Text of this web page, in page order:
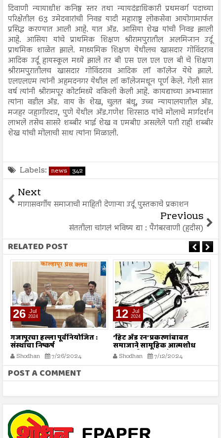
दिवाणी न्यायाधीश कनिष्ठ स्तर तथा न्यायदंडाधिकारी प्रथमवर्ग पदाच्या
परिक्षेतील 63 उमेदवारांची निवड यादी महाराष्ट्र लोकसेवा आयोगामार्फत
प्रसिद्ध करण्यात आली आहे. यात अ‍ॅड. आसिया शेख यांची निवड झाली
आहे. आसिया यांचे प्राथमिक शिक्षण श्रीरामपुरातील अलमिजान उर्दू
प्राथमिक शाळेत झाले. माध्यमिक शिक्षण येथीलच खासदार गोविंदराव
आदिक उर्दू हायस्कूल मध्ये झाले तर बी एस एल एल एल बी चे शिक्षण
श्रीरामपुरातीलच खासदार गोविंदराव आदिक लॉ कॉलेज येथे झाले.
एलएलएम त्यांनी अहमदनगर येथील लॉ कॉलेजमधून पूर्ण केले. गेली सात
वर्ष त्यांनी श्रीरामपूर कोर्टामध्ये वकिली केली आहे. कायद्याच्या अभ्यासात
त्यांना वडील अ‍ॅड. वाय के शेख, चुलत बंधू, उच्च न्यायालयातील अ‍ॅड.
मजहर जहागीरदार, पुणे येथील अ‍ॅड.गणेश शिरसाठ यांचे मोलाचे मार्गदर्शन
लाभले तसेच सासरे शब्बीर भाई शेख व एमबीए असलेले पती राही शब्बीर
शेख यांची मोलाची साथ त्यांना मिळाली.
Labels: news 342
Next
मागासवर्गीय समाजाची माहिती देणाऱ्या उर्दू पुस्तकाचे प्रकाशन
Previous
संततीला चांगलं भविष्य द्या : पैगंबरवाणी (हदीस)
RELATED POST
26 Jul
2024
गजापूरचा हल्ला पूर्वनियोजित :
संस्थांचा निष्कर्ष
Shodhan 7/26/2024
12 Jul
2024
‘हिट अँड रन’ प्रकरणांबाबत
समाजाने सामूहिक आत्मशोध
करण्याची गरज - मौलाना
इलियास खान फलाही
Shodhan 7/12/2024
POST A COMMENT